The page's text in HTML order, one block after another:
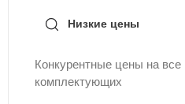
Низкие цены
Конкурентные цены на
комплектующих